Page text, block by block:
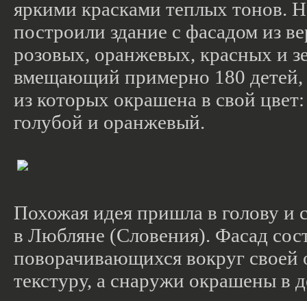
яркими красками теплых тонов.
построили здание с фасадом из
розовых, оранжевых, красных и
вмещающий примерно 180 детей,
из которых окрашена в свой
голубой и оранжевый.
Похожая идея пришла в голову и
в Любляне (Словения). Фасад
поворачивающихся вокруг
текстуру, а снаружи окрашены в